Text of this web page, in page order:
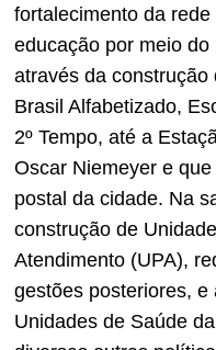
fortalecimento da
educação por meio
através da construção
Brasil Alfabetizado,
2º Tempo, até a
Oscar Niemeyer e
postal da cidade. Na
construção de
Atendimento (UPA),
gestões posteriores, e
Unidades de Saúde